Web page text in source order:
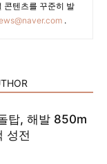
콘텐츠를 꾸준히 발
.
탑, 해발 850m
성전